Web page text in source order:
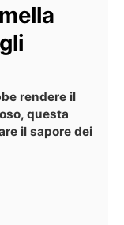
rendere il
questa
il sapore dei